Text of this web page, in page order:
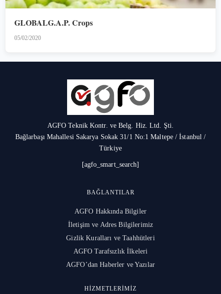
GLOBALG.A.P. Crops
05/02/2020
AGFO Teknik Kontr. ve Belg. Hiz. Ltd. Şti.
Bağlarbaşı Mahallesi Sakarya Sokak 31/1 No:1 Maltepe / İstanbul /
Türkiye
[agfo_smart_search]
BAĞLANTILAR
AGFO Hakkında Bilgiler
İletişim ve Adres Bilgilerimiz
Gizlik Kuralları ve Taahhütleri
AGFO Tarafsızlık İlkeleri
AGFO’dan Haberler ve Yazılar
HIZMETLERIMIZ